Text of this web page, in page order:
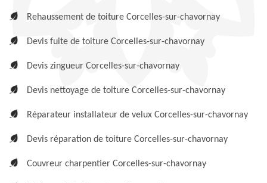
Rehaussement de toiture Corcelles-sur-chavornay
Devis fuite de toiture Corcelles-sur-chavornay
Devis zingueur Corcelles-sur-chavornay
Devis nettoyage de toiture Corcelles-sur-chavornay
Réparateur installateur de velux Corcelles-sur-chavornay
Devis réparation de toiture Corcelles-sur-chavornay
Couvreur charpentier Corcelles-sur-chavornay